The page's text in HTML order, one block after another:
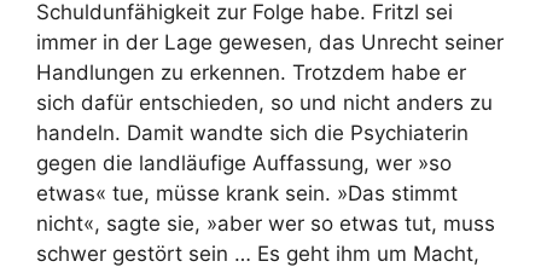
Schuldunfähigkeit zur Folge habe. Fritzl sei
immer in der Lage gewesen, das Unrecht seiner
Handlungen zu erkennen. Trotzdem habe er
sich dafür entschieden, so und nicht anders zu
handeln. Damit wandte sich die Psychiaterin
gegen die landläufige Auffassung, wer »so
etwas« tue, müsse krank sein. »Das stimmt
nicht«, sagte sie, »aber wer so etwas tut, muss
schwer gestört sein … Es geht ihm um Macht,